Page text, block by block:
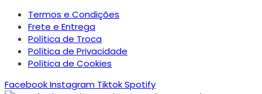
Termos e Condições
Frete e Entrega
Política de Troca
Política de Privacidade
Política de Cookies
FacebookInstagram TiktokSpotify